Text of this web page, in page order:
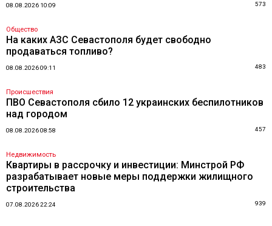
08.08.2026 10:09 573
Общество
На каких АЗС Севастополя будет свободно
продаваться топливо?
08.08.2026 09:11 483
Происшествия
ПВО Севастополя сбило 12 украинских беспилотников
над городом
08.08.2026 08:58 457
Недвижимость
Квартиры в рассрочку и инвестиции: Минстрой РФ
разрабатывает новые меры поддержки жилищного
строительства
07.08.2026 22:24 939